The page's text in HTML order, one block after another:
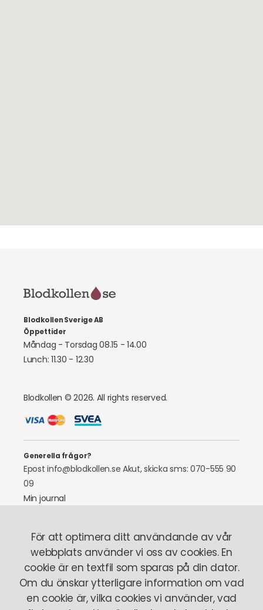
Blodkollen Sverige AB
Öppettider
Måndag - Torsdag 08.15 - 14.00
Lunch: 11.30 - 12.30
Blodkollen © 2026. All rights reserved.
Generella frågor?
Epost info@blodkollen.se Akut, skicka sms: 070-555 90
09
Min journal
Tel: 070-522 97 87
Om oss Så fungerar det Här finns vi Stickrädsla
Vårt team
För att optimera ditt användande av vår
webbplats använder vi oss av cookies. En
cookie är en textfil som sparas på din dator.
Om du önskar ytterligare information om vad
en cookie är, vilka cookies vi använder, vad